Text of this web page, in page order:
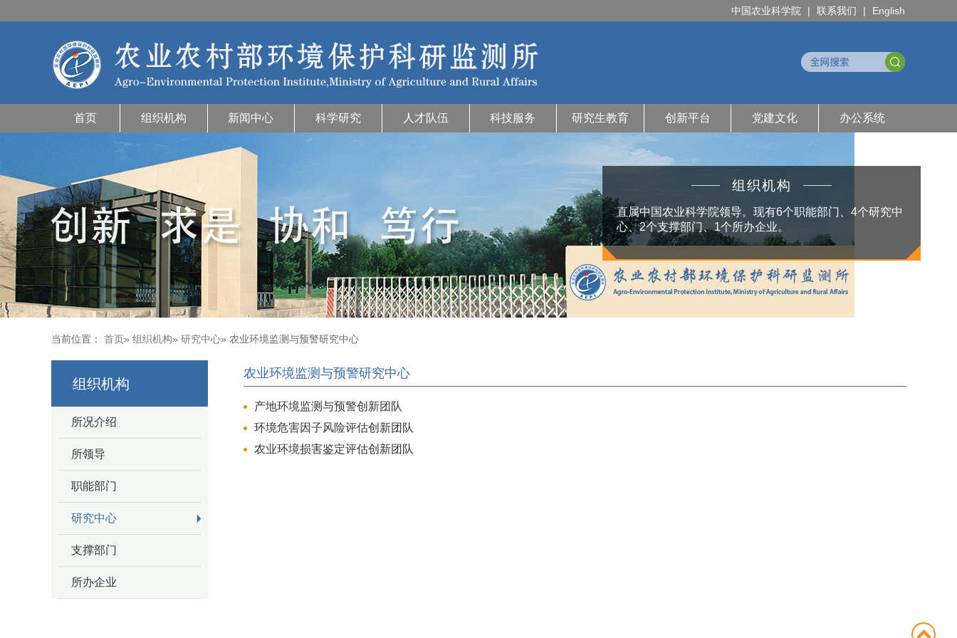
中国农业科学院 | 联系我们 | English
首页 组织机构 新闻中心 科学研究 人才队伍 科技服务 研究生教育 创新平台 党建文化 办公系统
组织机构
直属中国农业科学院领导。现有6个职能部门、4个研究中
心、2个支撑部门、1个所办企业。
当前位置： 首页» 组织机构» 研究中心» 农业环境监测与预警研究中心
组织机构
所况介绍
所领导
职能部门
研究中心
支撑部门
所办企业
农业环境监测与预警研究中心
产地环境监测与预警创新团队
环境危害因子风险评估创新团队
农业环境损害鉴定评估创新团队